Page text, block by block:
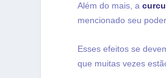
Além do mais, a
mencionado seu
Esses efeitos se
que muitas vezes